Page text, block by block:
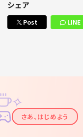
シェア
Post LINE
✦
✧
さあ、はじめよう